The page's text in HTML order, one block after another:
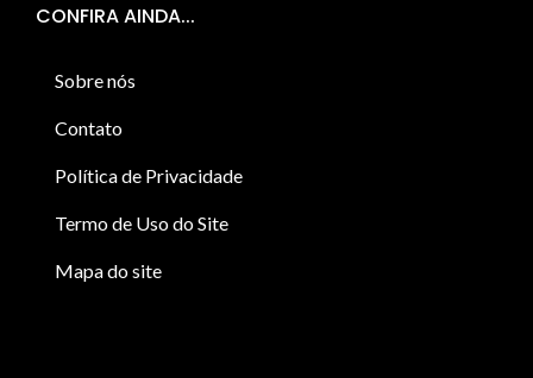
CONFIRA AINDA...
Sobre nós
Contato
Política de Privacidade
Termo de Uso do Site
Mapa do site